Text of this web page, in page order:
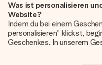
Was ist personalisieren
Website?
Indem du bei einem
personalisieren“ klickst,
Geschenkes. In unserem